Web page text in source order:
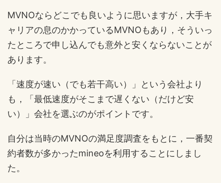
MVNOならどこでも良いように思いますが，大手キ
ャリアの息のかかっているMVNOもあり，そういっ
たところで申し込んでも意外と安くならないことが
あります。
「速度が速い（でも若干高い）」という会社より
も，「最低速度がそこまで遅くない（だけど安
い）」会社を選ぶのがポイントです。
自分は当時のMVNOの満足度調査をもとに，一番契
約者数が多かったmineoを利用することにしまし
た。